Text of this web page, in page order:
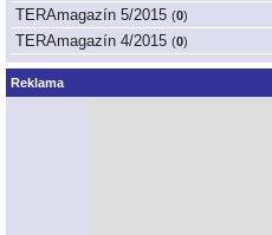
TERAmagazín 5/2015 (0)
TERAmagazín 4/2015 (0)
Reklama